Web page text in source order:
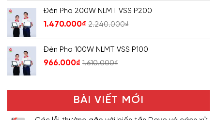
Đèn Pha 200W NLMT VSS P200
1.470.000₫ 2.240.000₫
Đèn Pha 100W NLMT VSS P100
966.000₫ 1.610.000₫
BÀI VIẾT MỚI